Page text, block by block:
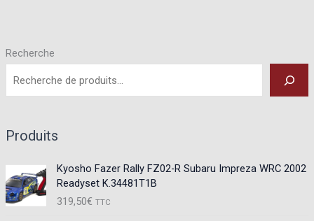
Recherche
Produits
Kyosho Fazer Rally FZ02-R Subaru Impreza WRC 2002
Readyset K.34481T1B
319,50€ TTC